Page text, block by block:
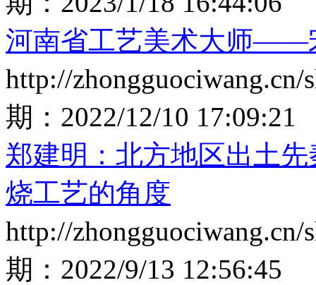
河南省工艺美术大师——
http://zhongguociwang.cn/
期： 2022/12/10 17:09:21
郑建明：北方地区出土
烧工艺的角度
http://zhongguociwang.cn/
期： 2022/9/13 12:56:45